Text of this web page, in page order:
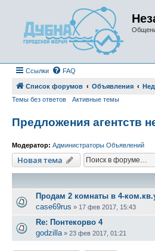
Ссылки FAQ
Список форумов Объявления
Темы без ответов
Активные темы
Предложения агентств
Модератор: Администраторы Объявлений
Новая тема
Продам 2 комнаты в 4-
case69rus » 17 фев 2017, 15:43
Re: Понтекорво 4
godzilla » 23 фев 2017, 01:21